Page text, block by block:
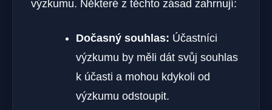
výzkumu. Některé z těchto zásad zahrnují:
Dočasný souhlas: Účastníci
výzkumu by měli dát svůj souhlas
k účasti a mohou kdykoli od
výzkumu odstoupit.